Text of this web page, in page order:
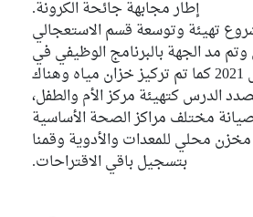
إطار مجابهة جائحة الكرونة.
تهيئة وتوسعة قسم الاستعجالي
مد الجهة بالبرنامج الوظيفي في
24 مارس 2021 كما تم تركيز خزان مياه وهناك
الدرس كتهيئة مركز الأم والطفل،
مختلف مراكز الصحة الأساسية
محلي للمعدات والأدوية وقمنا
بتسجيل باقي الاقتراحات.